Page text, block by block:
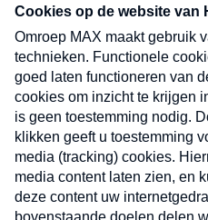
Over Omroep MAX
Pers
Contact
Algemene voorwaarden
Privacyverklaring
Cookieverklaring
Kwetsbaarheid melden
Registreren Inloggen